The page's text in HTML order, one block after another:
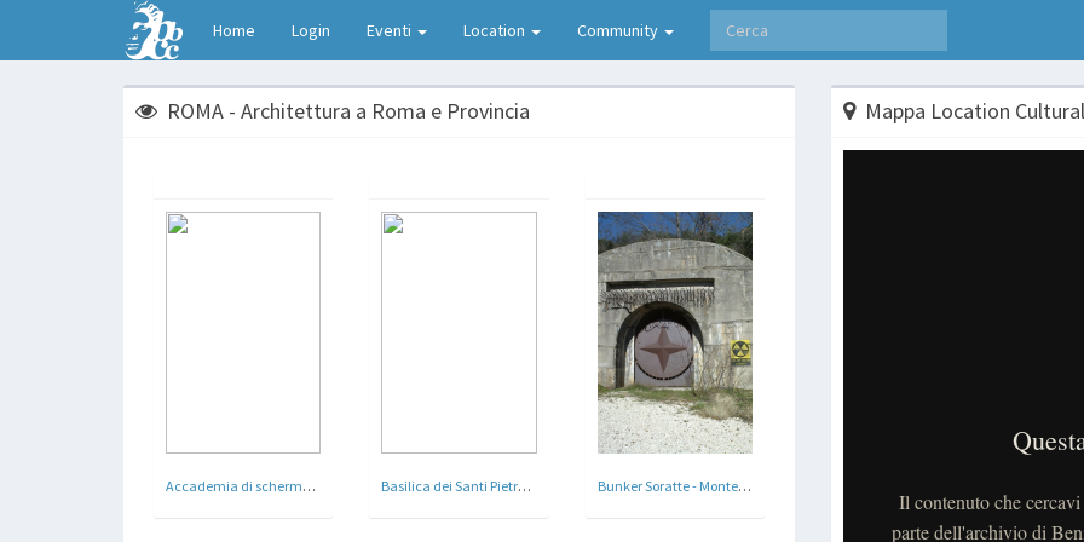
Home Login Eventi Location Community
ROMA - Architettura a Roma e Provincia
Accademia di scherma , Casa delle Armi Foro di Mussolini oggi Accademia di scherma , Casa delle Armi Foro italico - Roma - Arch. Luigi Moretti - 1934 - 36 Basilica dei Santi Pietro e Paolo - E.U.R. ( Esposizione Universale Roma ) - Roma - Arch. Alfredo Energici , Arnaldo Foschini , Vittorio Grassi , Tullio Rossi , Costantino Vetriani - 1938 - 66 Bunker Soratte - Monte Soratte , Roma 1937
Mappa Location